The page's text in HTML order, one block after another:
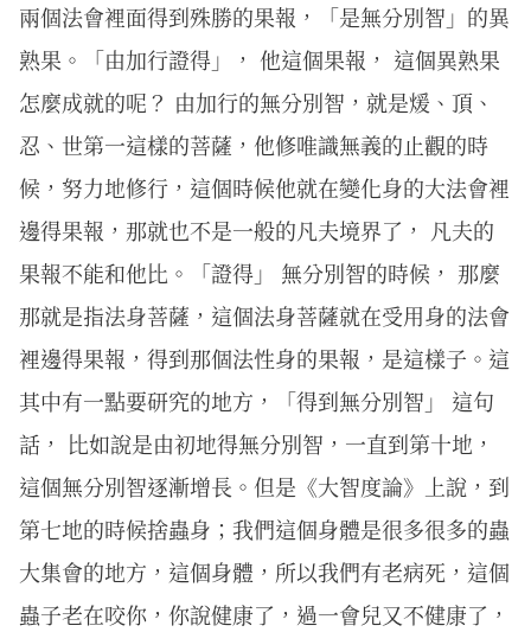
兩個法會裡面得到殊勝的果報，「是無分別智」的異
熟果。「由加行證得」， 他這個果報， 這個異熟果
怎麼成就的呢？ 由加行的無分別智，就是煖、頂、
忍、世第一這樣的菩薩，他修唯識無義的止觀的時
候，努力地修行，這個時候他就在變化身的大法會裡
邊得果報，那就也不是一般的凡夫境界了， 凡夫的
果報不能和他比。「證得」 無分別智的時候， 那麼
那就是指法身菩薩，這個法身菩薩就在受用身的法會
裡邊得果報，得到那個法性身的果報，是這樣子。這
其中有一點要研究的地方，「得到無分別智」 這句
話， 比如說是由初地得無分別智，一直到第十地，
這個無分別智逐漸增長。但是《大智度論》上說，到
第七地的時候捨蟲身；我們這個身體是很多很多的蟲
大集會的地方，這個身體，所以我們有老病死，這個
蟲子老在咬你，你說健康了，過一會兒又不健康了，